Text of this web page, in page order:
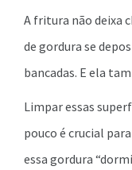
A fritura não deixa
de gordura se
bancadas. E ela
Limpar essas
pouco é crucial
essa gordura